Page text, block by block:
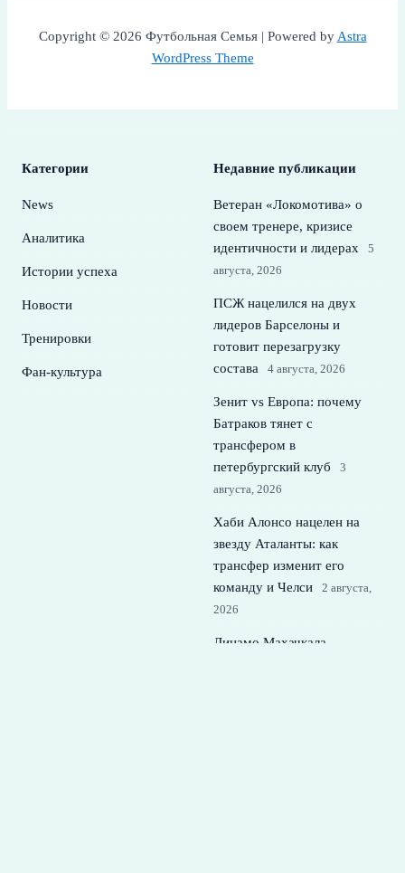
Copyright © 2026 Футбольная Семья | Powered byAstra
WordPress Theme
Категории
News
Аналитика
Истории успеха
Новости
Тренировки
Фан-культура
Недавние публикации
Ветеран «Локомотива» о
своем тренере, кризисе
идентичности и лидерах
5
августа, 2026
ПСЖ нацелился на двух
лидеров Барселоны и
готовит перезагрузку
состава
4 августа, 2026
Зенит vs Европа: почему
Батраков тянет с
трансфером в
петербургский клуб
3
августа, 2026
Хаби Алонсо нацелен на
звезду Аталанты: как
трансфер изменит его
команду и Челси
2 августа,
2026
Динамо Махачкала –